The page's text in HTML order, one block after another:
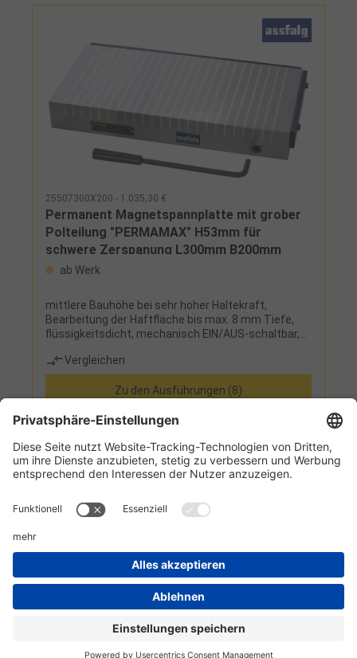
25507300X200 - 1.035,30 €
Permanent Magnetspannplatte mit grober
Polteilung "PERMAMAX" H53mm für
schwere Zerspanung L300mm B200mm
ab Werk
mittlere Bauhöhe bei sehr hoher Haltekraft,
Bearbeitung der Haftfläche bis max. 8 mm Tiefe,
flüssigkeitsdicht, mechanisch EIN/AUS-schaltbar,
gespannt werden, Fünf-Seiten-Bearbeitung, geringe
Eindringtiefe der Magnetkraft (ca.10 mm), da
flaches Magnetfeld durch kleine
Vergleichen
Zu den Ausführungen (8)
Informationen
Kundenservice
Werkzeug-Eylert GmbH & Co. KG • F.-O.-Schimmel-Str. 3 • 09120 Chemnitz